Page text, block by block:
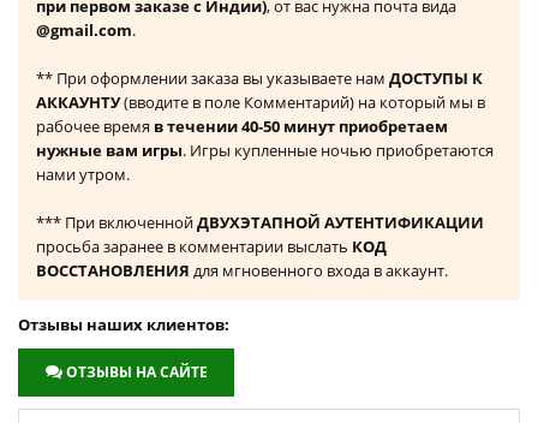
при первом заказе с Индии), от вас нужна почта вида
@gmail.com.
** При оформлении заказа вы указываете нам ДОСТУПЫ К
АККАУНТУ(вводите в поле Комментарий) на который мы в
рабочее время в течении 40-50 минут приобретаем
нужные вам игры. Игры купленные ночью приобретаются
нами утром.
*** При включеннойДВУХЭТАПНОЙ АУТЕНТИФИКАЦИИ
просьба заранее в комментарии выслать КОД
ВОССТАНОВЛЕНИЯ для мгновенного входа в аккаунт.
Отзывы наших клиентов:
ОТЗЫВЫ НА САЙТЕ